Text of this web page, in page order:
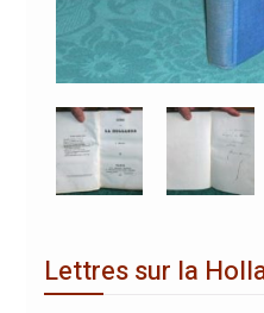
Lettres sur la